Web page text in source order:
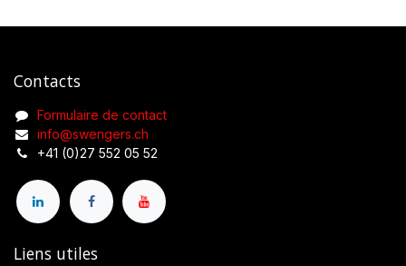
Contacts
Formulaire de contact
info@swengers.ch
+41 (0)27 552 05 52
Liens utiles